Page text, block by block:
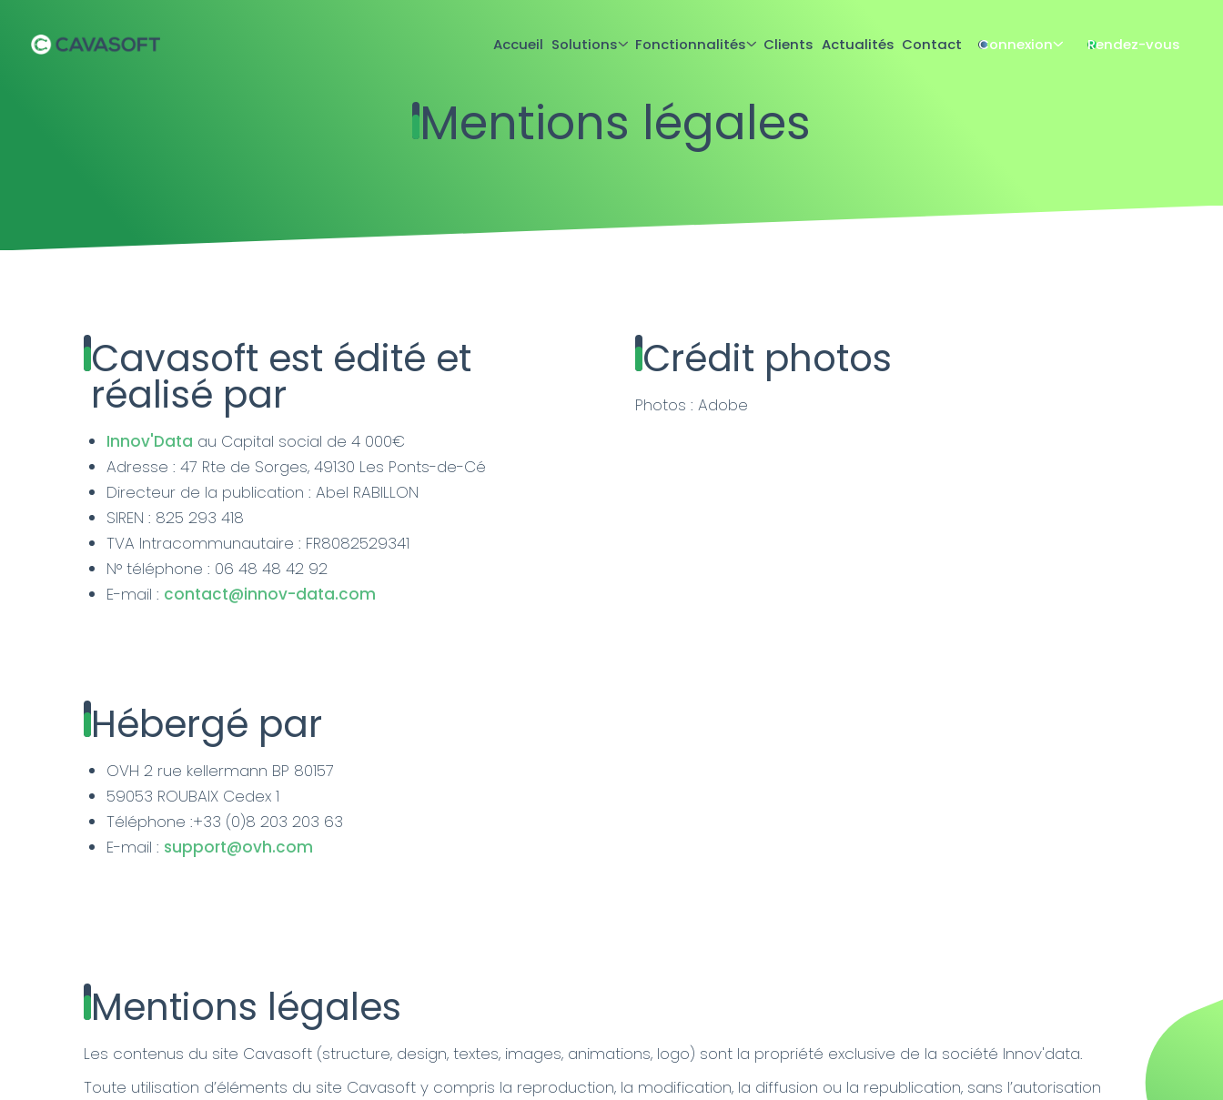
Accueil Solutions Fonctionnalités Clients Actualités Contact Connexion Rendez-vous
Mentions légales
Cavasoft est édité et
réalisé par
Innov'Data au Capital social de 4 000€
Adresse : 47 Rte de Sorges, 49130 Les Ponts-de-Cé
Directeur de la publication : Abel RABILLON
SIREN : 825 293 418
TVA Intracommunautaire : FR8082529341
N° téléphone : 06 48 48 42 92
E-mail : contact@innov-data.com
Crédit photos
Photos : Adobe
Hébergé par
OVH 2 rue kellermann BP 80157
59053 ROUBAIX Cedex 1
Téléphone :+33 (0)8 203 203 63
E-mail : support@ovh.com
Mentions légales
Les contenus du site Cavasoft (structure, design, textes, images, animations, logo) sont la propriété exclusive de la société Innov'data.
Toute utilisation d’éléments du site Cavasoft y compris la reproduction, la modification, la diffusion ou la republication, sans l’autorisation